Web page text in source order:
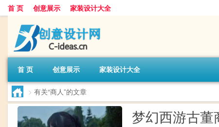
首 页 创意展示 家装设计大全
首 页 创意展示 家装设计大全
> 有关“商人”的文章
梦幻西游古董